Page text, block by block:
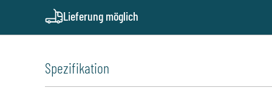
Lieferung möglich
Spezifikation